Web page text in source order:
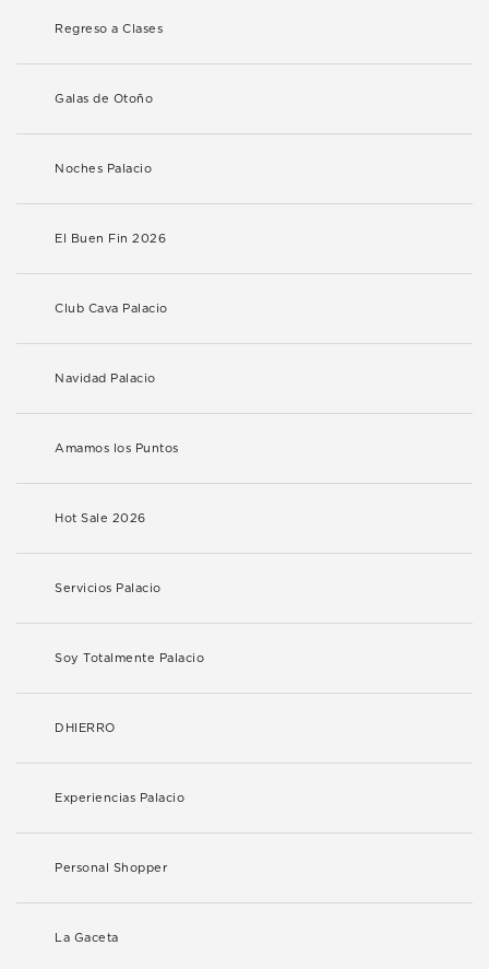
Regreso a Clases
Galas de Otoño
Noches Palacio
El Buen Fin 2026
Club Cava Palacio
Navidad Palacio
Amamos los Puntos
Hot Sale 2026
Servicios Palacio
Soy Totalmente Palacio
DHIERRO
Experiencias Palacio
Personal Shopper
La Gaceta